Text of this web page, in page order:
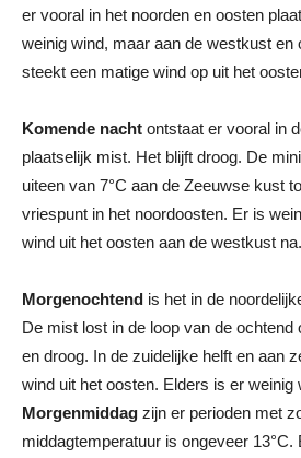
er vooral in het noorden en oosten
weinig wind, maar aan de westkust en
steekt een matige wind op uit het
Komende nacht ontstaat er vooral in
plaatselijk mist. Het blijft droog. De
uiteen van 7°C aan de Zeeuwse kust
vriespunt in het noordoosten. Er is
wind uit het oosten aan de westkust na.
Morgenochtend is het in de
De mist lost in de loop van de ochtend
en droog. In de zuidelijke helft en aan
wind uit het oosten. Elders is er weinig
Morgenmiddag zijn er perioden met
middagtemperatuur is ongeveer 13°C.